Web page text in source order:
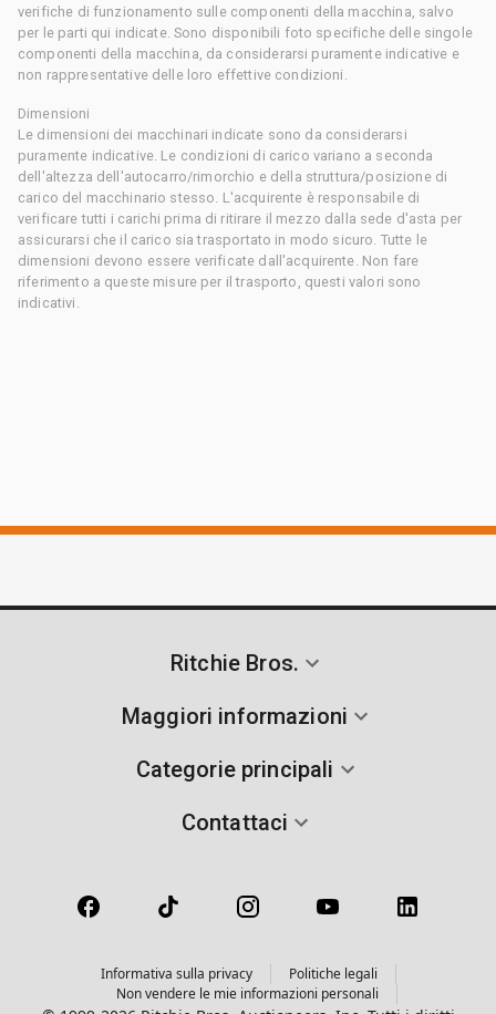
verifiche di funzionamento sulle componenti della macchina, salvo
per le parti qui indicate. Sono disponibili foto specifiche delle singole
componenti della macchina, da considerarsi puramente indicative e
non rappresentative delle loro effettive condizioni.
Dimensioni
Le dimensioni dei macchinari indicate sono da considerarsi
puramente indicative. Le condizioni di carico variano a seconda
dell'altezza dell'autocarro/rimorchio e della struttura/posizione di
carico del macchinario stesso. L'acquirente è responsabile di
verificare tutti i carichi prima di ritirare il mezzo dalla sede d'asta per
assicurarsi che il carico sia trasportato in modo sicuro. Tutte le
dimensioni devono essere verificate dall'acquirente. Non fare
riferimento a queste misure per il trasporto, questi valori sono
indicativi.
Ritchie Bros.
Maggiori informazioni
Categorie principali
Contattaci
Informativa sulla privacy
Politiche legali
Non vendere le mie informazioni personali